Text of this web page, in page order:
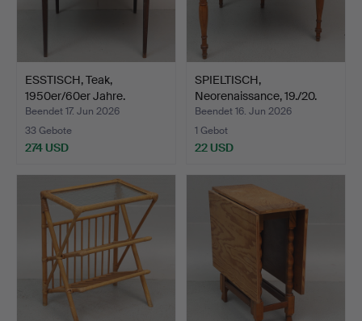
ESSTISCH, Teak,
1950er/60er Jahre.
Beendet 17. Jun 2026
33 Gebote
274 USD
SPIELTISCH,
Neorenaissance, 19./20.
Jahrhu…
Beendet 16. Jun 2026
1 Gebot
22 USD